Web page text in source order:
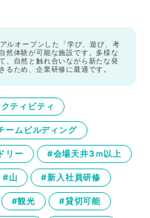
ルオープンした「学び、遊び、考
然体験が可能な施設です。多様な
、自然と触れ合いながら新たな発
るため、企業研修に最適です。
ティビティ
ームビルディング
リー #会場天井3ｍ以上
#山 #新入社員研修
#観光 #貸切可能